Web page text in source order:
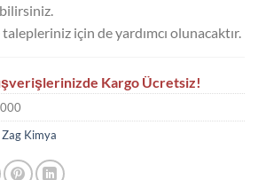
için de yardımcı olunacaktır.
Kargo Ücretsiz!
Zag Kimya